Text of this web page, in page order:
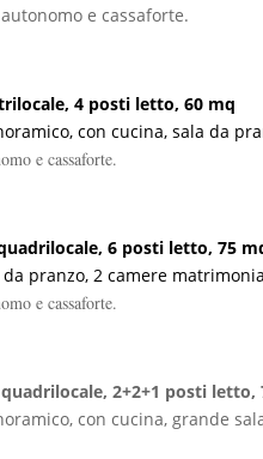
e cassaforte.
trilocale, 4 posti letto, 60 mq
con cucina, sala da
e cassaforte.
quadrilocale, 6 posti letto, 75
pranzo, 2 camere
e cassaforte.
quadrilocale, 2+2+1 posti letto,
con cucina, grande